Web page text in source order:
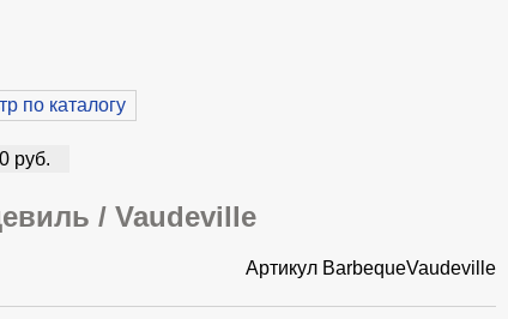
по каталогу
0 руб.
/ Vaudeville
Артикул BarbequeVaudeville